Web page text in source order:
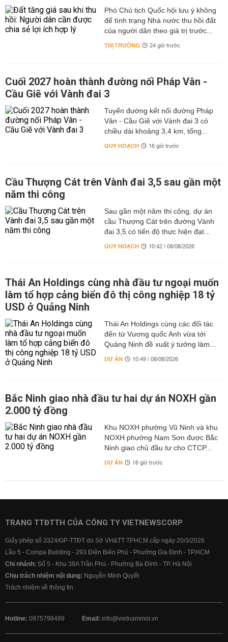
Phó Chủ tịch Quốc hội lưu ý không
để tình trạng Nhà nước thu hồi đất
của người dân theo giá trị trước...
THỊ TRƯỜNG 24 giờ trước
Cuối 2027 hoàn thành đường nối Pháp Vân -
Cầu Giẽ với Vành đai 3
Tuyến đường kết nối đường Pháp
Vân - Cầu Giẽ với Vành đai 3 có
chiều dài khoảng 3,4 km, tổng...
QUY HOẠCH 16 giờ trước
Cầu Thượng Cát trên Vành đai 3,5 sau gần một
năm thi công
Sau gần một năm thi công, dự án
cầu Thượng Cát trên đường Vành
đai 3,5 có tiến độ thực hiện đạt...
QUY HOẠCH 10:42 | 08/08/2026
Thái An Holdings cùng nhà đầu tư ngoại muốn
làm tổ hợp cảng biển đô thị công nghiệp 18 tỷ
USD ở Quảng Ninh
Thái An Holdings cùng các đối tác
đến từ Vương quốc Anh vừa tới
Quảng Ninh đề xuất ý tưởng làm...
DỰ ÁN 10:49 | 08/08/2026
Bắc Ninh giao nhà đầu tư hai dự án NOXH gần
2.000 tỷ đồng
Khu NOXH phường Vũ Ninh và khu
NOXH phường Nam Sơn được Bắc
Ninh giao chủ đầu tư cho CTCP...
DỰ ÁN 16 giờ trước
TRANG TTĐTTH CỦA CÔNG TY VIETNEWSCORP
Giấy phép số 3324/GP-TTĐT do Sở VH&TT TPHCM cấp ngày 20/3/2026
Lầu 5 - Compa Building - 293 Điện Biên Phủ - Phường Gia Định - TP.HCM
Chi nhánh: Số 5 - Khu 38A Trần Phú - Phường Ba Đình - TP. Hà Nội
Chịu trách nhiệm nội dung: Nguyễn Minh Quyết
Trách nhiệm về thông tin
Hotline: 0975798489 Email: info@vietnammoi.vn